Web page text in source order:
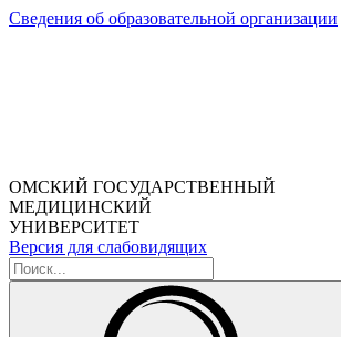
Сведения об образовательной организации
ОМСКИЙ ГОСУДАРСТВЕННЫЙ
МЕДИЦИНСКИЙ
УНИВЕРСИТЕТ
Версия для слабовидящих